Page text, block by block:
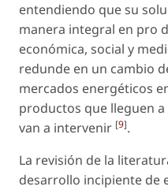
entendiendo que su
manera integral en pro
económica, social y
redunde en un cambio
mercados energéticos
productos que lleguen
van a intervenir [9].
La revisión de la
desarrollo incipiente de